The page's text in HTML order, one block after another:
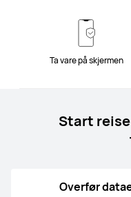
Ta vare på skjermen
Start
Overfør